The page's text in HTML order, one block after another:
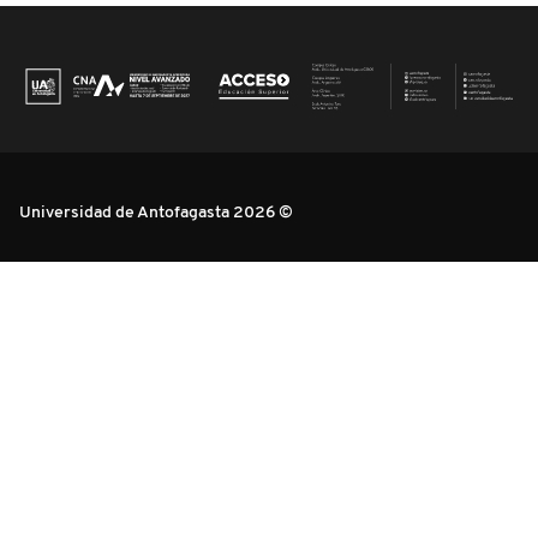
Universidad de Antofagasta 2026 ©